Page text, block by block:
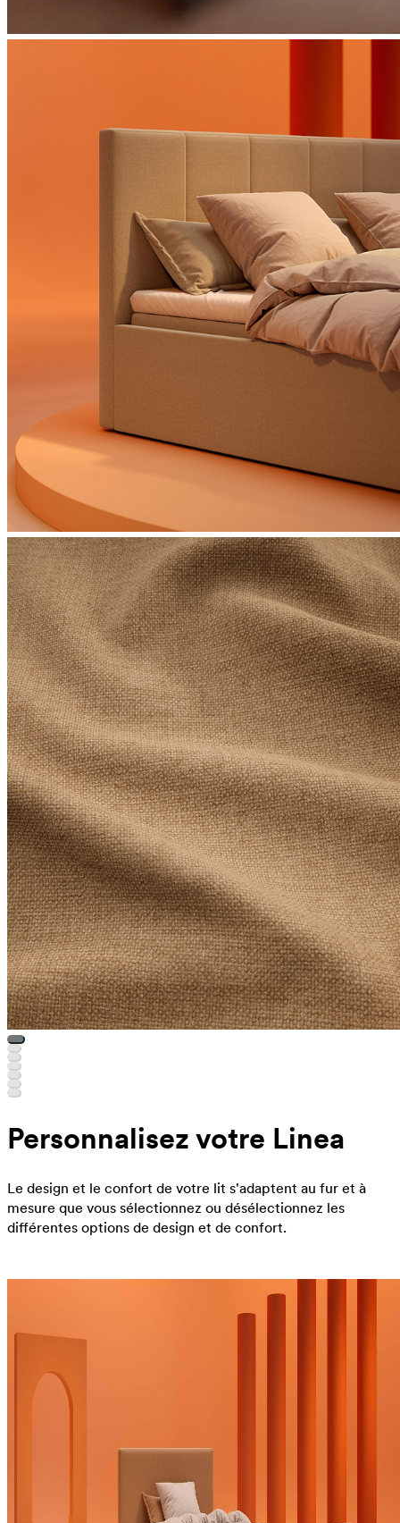
Personnalisez votre Linea
Le design et le confort de votre lit s'adaptent au fur et à
mesure que vous sélectionnez ou désélectionnez les
différentes options de design et de confort.